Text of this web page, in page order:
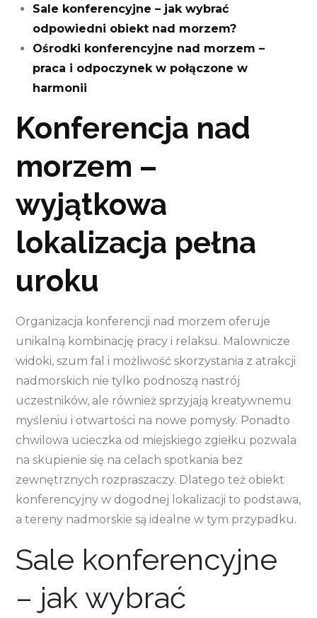
Sale konferencyjne – jak wybrać
odpowiedni obiekt nad morzem?
Ośrodki konferencyjne nad morzem –
praca i odpoczynek w połączone w
harmonii
Konferencja nad
morzem –
wyjątkowa
lokalizacja pełna
uroku
Organizacja konferencji nad morzem oferuje
unikalną kombinację pracy i relaksu. Malownicze
widoki, szum fal i możliwość skorzystania z atrakcji
nadmorskich nie tylko podnoszą nastrój
uczestników, ale również sprzyjają kreatywnemu
myśleniu i otwartości na nowe pomysły. Ponadto
chwilowa ucieczka od miejskiego zgiełku pozwala
na skupienie się na celach spotkania bez
zewnętrznych rozpraszaczy. Dlatego też obiekt
konferencyjny w dogodnej lokalizacji to podstawa,
a tereny nadmorskie są idealne w tym przypadku.
Sale konferencyjne
– jak wybrać